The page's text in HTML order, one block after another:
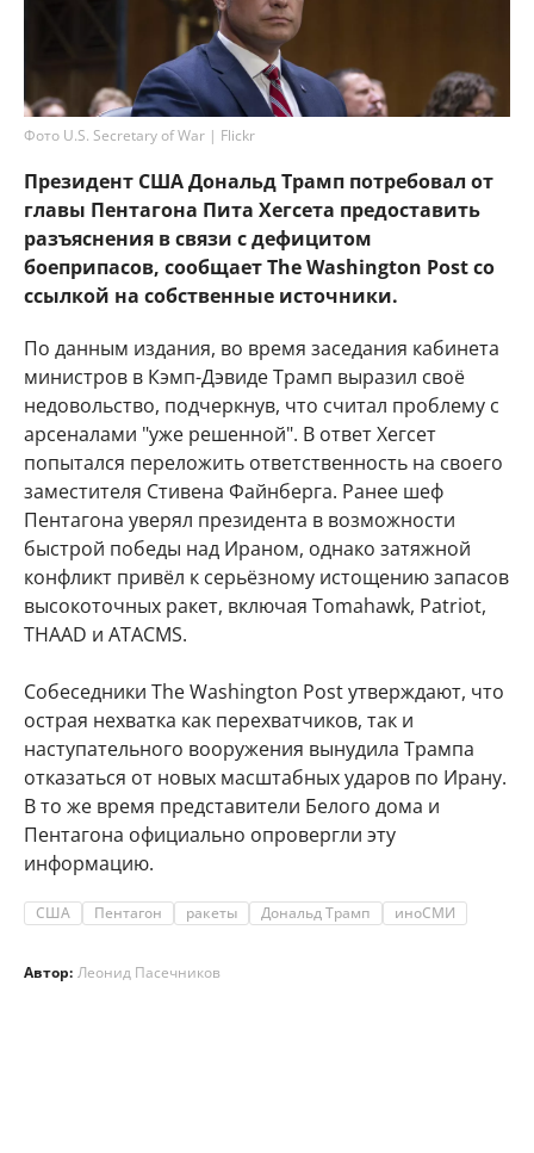
Фото U.S. Secretary of War | Flickr
Президент США Дональд Трамп потребовал от
главы Пентагона Пита Хегсета предоставить
разъяснения в связи с дефицитом
боеприпасов, сообщает The Washington Post со
ссылкой на собственные источники.
По данным издания, во время заседания кабинета
министров в Кэмп-Дэвиде Трамп выразил своё
недовольство, подчеркнув, что считал проблему с
арсеналами "уже решенной". В ответ Хегсет
попытался переложить ответственность на своего
заместителя Стивена Файнберга. Ранее шеф
Пентагона уверял президента в возможности
быстрой победы над Ираном, однако затяжной
конфликт привёл к серьёзному истощению запасов
высокоточных ракет, включая Tomahawk, Patriot,
THAAD и ATACMS.
Собеседники The Washington Post утверждают, что
острая нехватка как перехватчиков, так и
наступательного вооружения вынудила Трампа
отказаться от новых масштабных ударов по Ирану.
В то же время представители Белого дома и
Пентагона официально опровергли эту
информацию.
США Пентагон ракеты Дональд Трамп иноСМИ
Автор: Леонид Пасечников